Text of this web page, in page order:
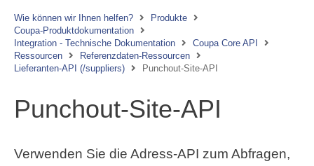
Wie können wir Ihnen helfen?
Produkte
Coupa-Produktdokumentation
Integration - Technische Dokumentation
Coupa Core API
Ressourcen
Referenzdaten-Ressourcen
Lieferanten-API (/suppliers)
Punchout-Site-API
Punchout-Site-API
Verwenden Sie die Adress-API zum Abfragen,